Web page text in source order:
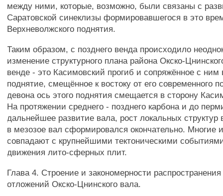
между ними, которые, возможно, были связаны с
Саратовской синеклизы формировавшегося в это
Верхневолжского поднятия.
Таким образом, с позднего венда происходило
изменение структурного плана района Окско-
венде - это Касимовский прогиб и сопряжённое с ним
поднятие, смещённое к востоку от его современного
девона ось этого поднятия смещается в сторону
На протяжении среднего - позднего карбона и до
дальнейшее развитие вала, рост локальных структур
в мезозое вал сформировался окончательно. Многие
совпадают с крупнейшими тектоническими
движения лито-сферных плит.
Глава 4. Строение и закономерности распространения
отложений Окско-Цнинского вала.